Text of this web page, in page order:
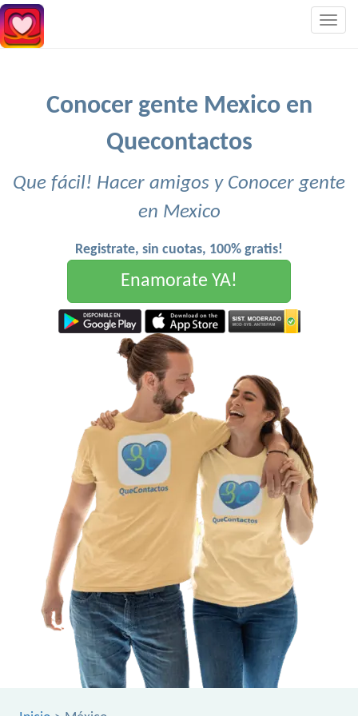
Conocer gente Mexico en
Quecontactos
Que fácil! Hacer amigos y Conocer gente
en Mexico
Registrate, sin cuotas, 100% gratis!
Enamorate YA!